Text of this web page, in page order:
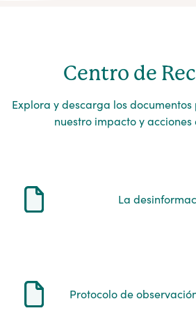
Centro de
Explora y descarga los
nuestro impacto y acciones
La
Protocolo de